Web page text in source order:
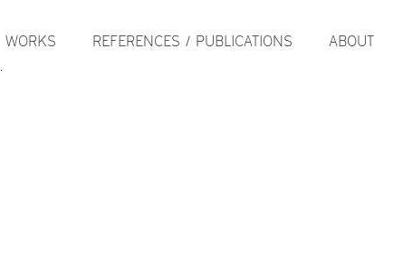
WORKS REFERENCES / PUBLICATIONS ABOUT